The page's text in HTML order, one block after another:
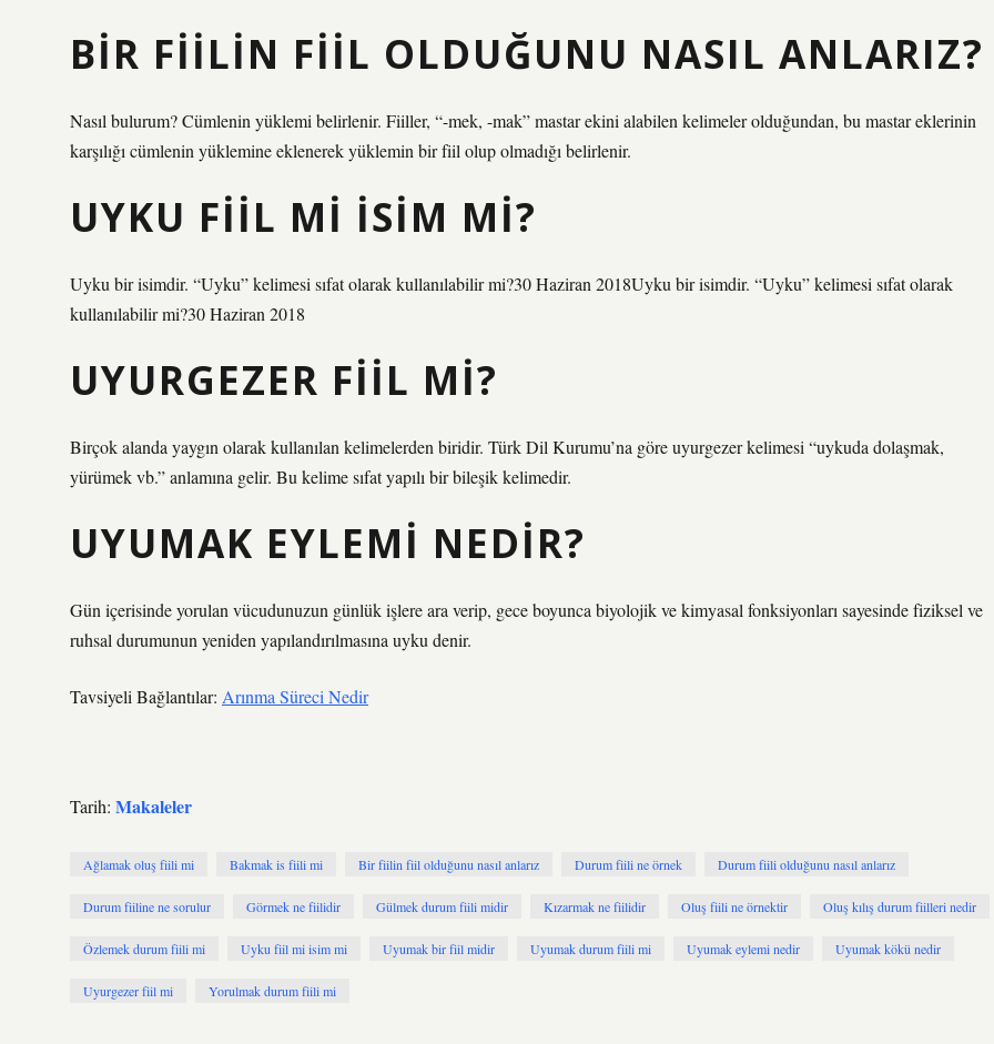
BIR FIILIN FIIL OLDUĞUNU NASIL ANLARIZ?
Nasıl bulurum? Cümlenin yüklemi belirlenir. Fiiller, “-mek, -mak” mastar ekini alabilen kelimeler olduğundan, bu mastar eklerinin
karşılığı cümlenin yüklemine eklenerek yüklemin bir fiil olup olmadığı belirlenir.
UYKU FIIL MI ISIM MI?
Uyku bir isimdir. “Uyku” kelimesi sıfat olarak kullanılabilir mi?30 Haziran 2018Uyku bir isimdir. “Uyku” kelimesi sıfat olarak
kullanılabilir mi?30 Haziran 2018
UYURGEZER FIIL MI?
Birçok alanda yaygın olarak kullanılan kelimelerden biridir. Türk Dil Kurumu’na göre uyurgezer kelimesi “uykuda dolaşmak,
yürümek vb.” anlamına gelir. Bu kelime sıfat yapılı bir bileşik kelimedir.
UYUMAK EYLEMI NEDIR?
Gün içerisinde yorulan vücudunuzun günlük işlere ara verip, gece boyunca biyolojik ve kimyasal fonksiyonları sayesinde fiziksel ve
ruhsal durumunun yeniden yapılandırılmasına uyku denir.
Tavsiyeli Bağlantılar: Arınma Süreci Nedir
Tarih: Makaleler
Ağlamak oluş fiili mi Bakmak is fiili mi Bir fiilin fiil olduğunu nasıl anlarız Durum fiili ne örnek Durum fiili olduğunu nasıl anlarız
Durum fiiline ne sorulur Görmek ne fiilidir Gülmek durum fiili midir Kızarmak ne fiilidir Oluş fiili ne örnektir Oluş kılış durum fiilleri nedir
Özlemek durum fiili mi Uyku fiil mi isim mi Uyumak bir fiil midir Uyumak durum fiili mi Uyumak eylemi nedir Uyumak kökü nedir
Uyurgezer fiil mi Yorulmak durum fiili mi